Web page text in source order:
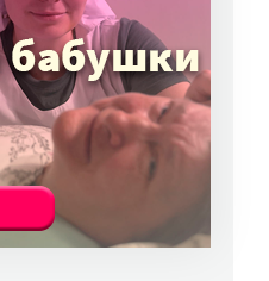
препаратов
закон
Как этого